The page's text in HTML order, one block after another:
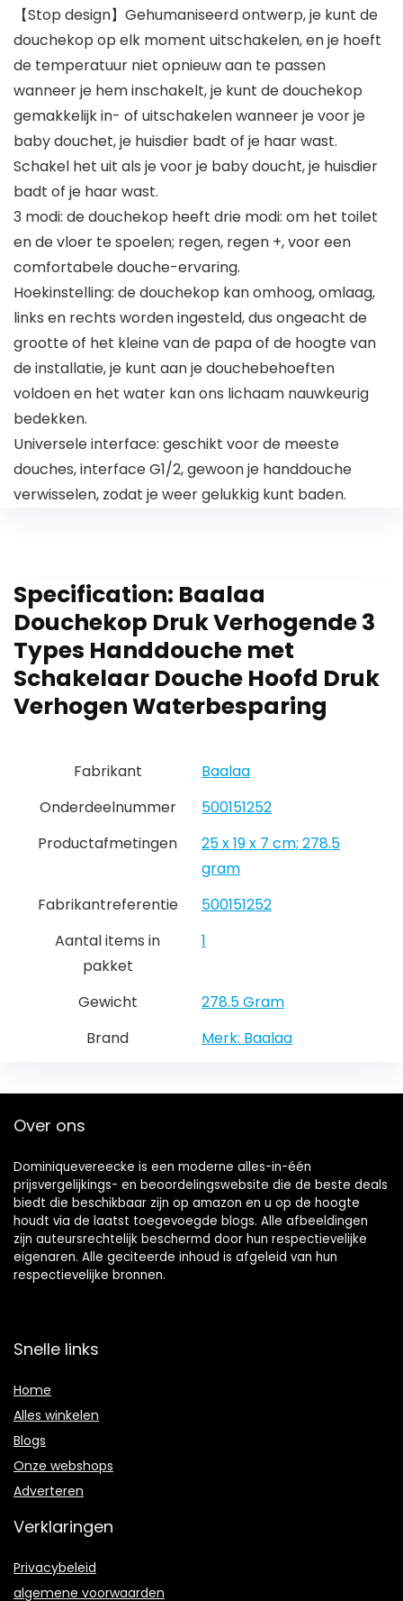
【Stop design】Gehumaniseerd ontwerp, je kunt de
douchekop op elk moment uitschakelen, en je hoeft
de temperatuur niet opnieuw aan te passen
wanneer je hem inschakelt, je kunt de douchekop
gemakkelijk in- of uitschakelen wanneer je voor je
baby douchet, je huisdier badt of je haar wast.
Schakel het uit als je voor je baby doucht, je huisdier
badt of je haar wast.
3 modi: de douchekop heeft drie modi: om het toilet
en de vloer te spoelen; regen, regen +, voor een
comfortabele douche-ervaring.
Hoekinstelling: de douchekop kan omhoog, omlaag,
links en rechts worden ingesteld, dus ongeacht de
grootte of het kleine van de papa of de hoogte van
de installatie, je kunt aan je douchebehoeften
voldoen en het water kan ons lichaam nauwkeurig
bedekken.
Universele interface: geschikt voor de meeste
douches, interface G1/2, gewoon je handdouche
verwisselen, zodat je weer gelukkig kunt baden.
Specification: Baalaa
Douchekop Druk Verhogende 3
Types Handdouche met
Schakelaar Douche Hoofd Druk
Verhogen Waterbesparing
Fabrikant
‎Baalaa
Onderdeelnummer
‎500151252
Productafmetingen
‎25 x 19 x 7 cm; 278.5
gram
Fabrikantreferentie
‎500151252
Aantal items in
pakket
‎1
Gewicht
‎278.5 Gram
Brand
Merk: Baalaa
Over ons
Dominiquevereecke is een moderne alles-in-één
prijsvergelijkings- en beoordelingswebsite die de beste deals
biedt die beschikbaar zijn op amazon en u op de hoogte
houdt via de laatst toegevoegde blogs. Alle afbeeldingen
zijn auteursrechtelijk beschermd door hun respectievelijke
eigenaren. Alle geciteerde inhoud is afgeleid van hun
respectievelijke bronnen.
Snelle links
Home
Alles winkelen
Blogs
Onze webshops
Adverteren
Verklaringen
Privacybeleid
algemene voorwaarden